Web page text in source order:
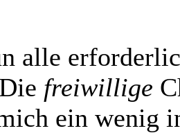
alle
freiwillige
ein wenig